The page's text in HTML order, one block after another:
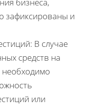
зафиксированы и
В случае
средств на
необходимо
или